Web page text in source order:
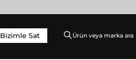
Bizimle Sat